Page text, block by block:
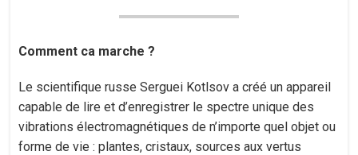
Comment ca marche ?
Le scientifique russe Serguei Kotlsov a créé un appareil
capable de lire et d’enregistrer le spectre unique des
vibrations électromagnétiques de n’importe quel objet ou
forme de vie : plantes, cristaux, sources aux vertus